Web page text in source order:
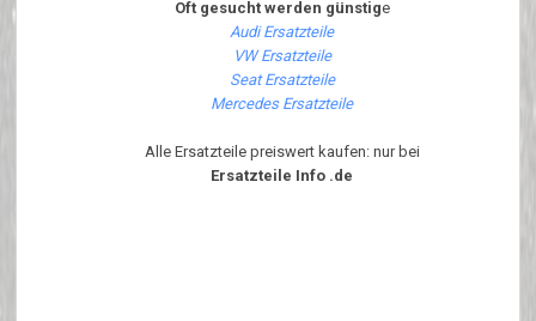
Oft gesucht werden günstige
Audi Ersatzteile
VW Ersatzteile
Seat Ersatzteile
Mercedes Ersatzteile
Alle Ersatzteile preiswert kaufen: nur bei
Ersatzteile Info .de